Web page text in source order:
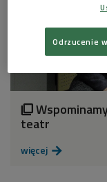

teatr
więcej 
Odrzucenie